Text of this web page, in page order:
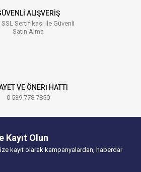
ALIŞVERİŞ
Sertifikası ile Güvenli
Satın Alma
VE ÖNERİ HATTI
0 539 778 7850
Kayıt Olun
kayıt olarak kampanyalardan, haberdar